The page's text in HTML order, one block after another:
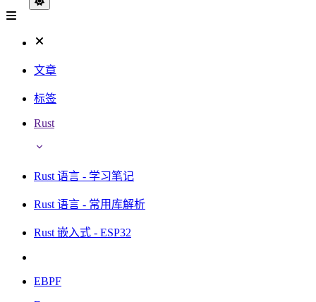
文章
标签
Rust
Rust 语言 - 学习笔记
Rust 语言 - 常用库解析
Rust 嵌入式 - ESP32
EBPF